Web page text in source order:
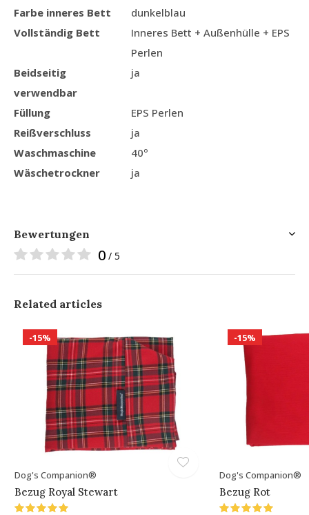
Farbe inneres Bett
dunkelblau
Vollständig Bett
Inneres Bett + Außenhülle + EPS
Perlen
Beidseitig
verwendbar
ja
Füllung
EPS Perlen
Reißverschluss
ja
Waschmaschine
40º
Wäschetrockner
ja
Bewertungen
0 / 5
Related articles
-15%
Dog's Companion®
Bezug Royal Stewart
-15%
Dog's Companion®
Bezug Rot